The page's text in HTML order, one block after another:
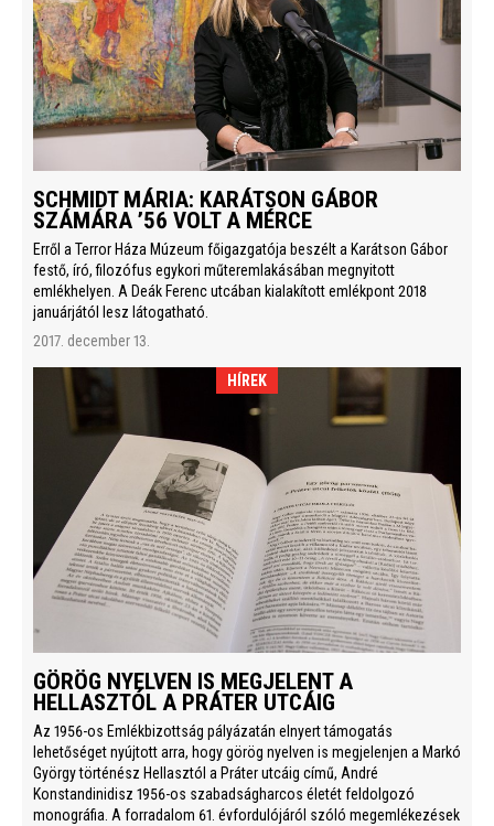
SCHMIDT MÁRIA: KARÁTSON GÁBOR
SZÁMÁRA ’56 VOLT A MÉRCE
Erről a Terror Háza Múzeum főigazgatója beszélt a Karátson Gábor
festő, író, filozófus egykori műteremlakásában megnyitott
emlékhelyen. A Deák Ferenc utcában kialakított emlékpont 2018
januárjától lesz látogatható.
2017. december 13.
HÍREK
GÖRÖG NYELVEN IS MEGJELENT A
HELLASZTÓL A PRÁTER UTCÁIG
Az 1956-os Emlékbizottság pályázatán elnyert támogatás
lehetőséget nyújtott arra, hogy görög nyelven is megjelenjen a Markó
György történész Hellasztól a Práter utcáig című, André
Konstandinidisz 1956-os szabadságharcos életét feldolgozó
monográfia. A forradalom 61. évfordulójáról szóló megemlékezések